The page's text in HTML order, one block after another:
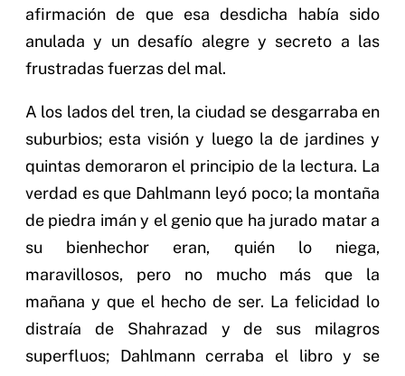
afirmación de que esa desdicha había sido
anulada y un desafío alegre y secreto a las
frustradas fuerzas del mal.
A los lados del tren, la ciudad se desgarraba en
suburbios; esta visión y luego la de jardines y
quintas demoraron el principio de la lectura. La
verdad es que Dahlmann leyó poco; la montaña
de piedra imán y el genio que ha jurado matar a
su bienhechor eran, quién lo niega,
maravillosos, pero no mucho más que la
mañana y que el hecho de ser. La felicidad lo
distraía de Shahrazad y de sus milagros
superfluos; Dahlmann cerraba el libro y se